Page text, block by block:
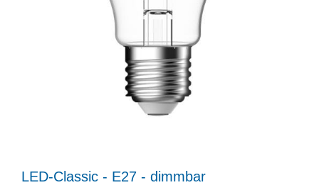
LED-Classic - E27 - dimmbar